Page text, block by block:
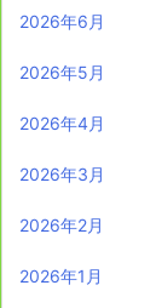
2026年6月
2026年5月
2026年4月
2026年3月
2026年2月
2026年1月